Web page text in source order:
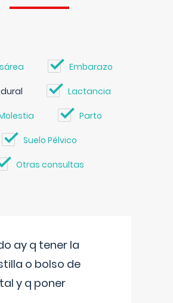
Embarazo
Lactancia
Parto
Suelo Pélvico
Otras consultas
ay q tener la
o bolso de
y q poner